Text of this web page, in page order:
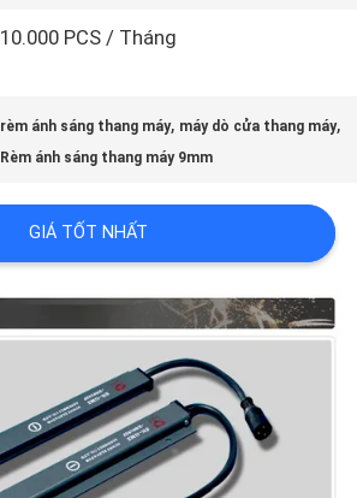
10.000 PCS / Tháng
rèm ánh sáng thang máy, máy dò cửa thang máy,
Rèm ánh sáng thang máy 9mm
GIÁ TỐT NHẤT